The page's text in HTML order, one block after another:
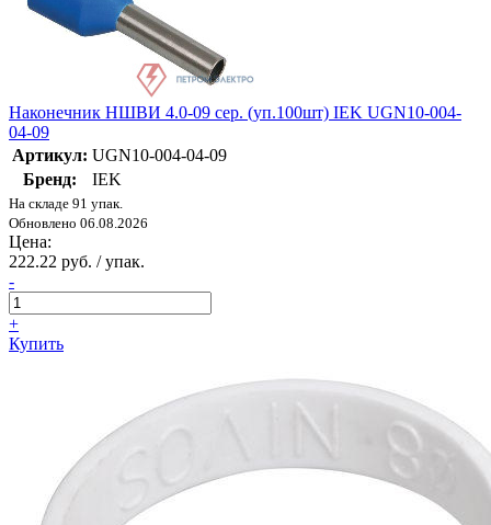
Наконечник НШВИ 4.0-09 сер. (уп.100шт) IEK UGN10-004-
04-09
Артикул: UGN10-004-04-09
Бренд:
IEK
На складе 91 упак.
Обновлено 06.08.2026
Цена:
222.22 руб. / упак.
-
+
Купить